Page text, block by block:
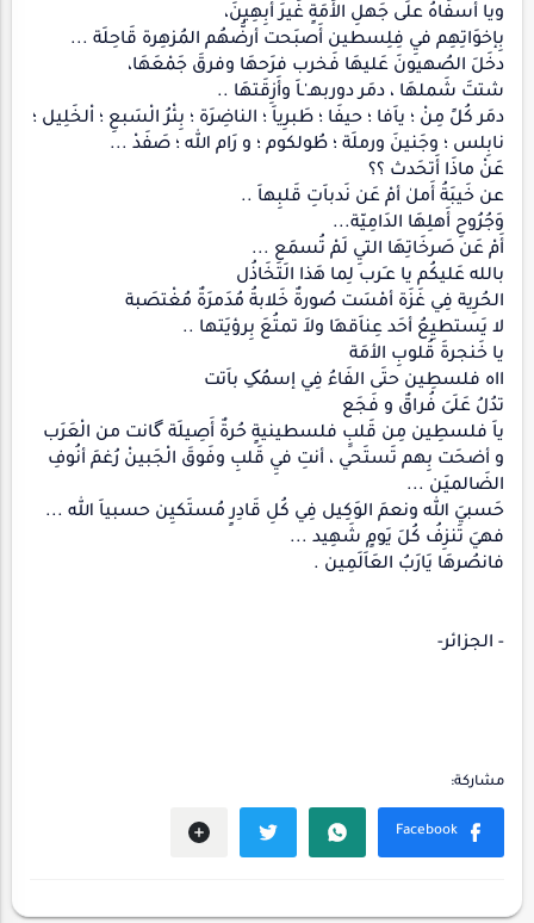
ويا أسفَاهُ علَى جَهلِ الأُمَةٍ غَيرَ أَبِهِينَ،
بِإخوَاتِهِم فيِ فِلِسطين أَصبَحت أرضُّهُم المُزهِرة قَاحِلَة ...
دخَلَ الصُهيونَ عَليهَا فَخرب فرَحهَا وفرقَ جَمْعَهَا،
شتتَ شَملهَا ، دمَر دوربهـ'ـاَ وأَزِقَتهَا ..
دمَر كُلً مِنْ ؛ ياَفا ؛ حيفَا ؛ طَبرِياَ ؛ الناضِرَة ؛ بِئْرُ الْسَبعِ ؛ اْلخَلِيل ؛
نابِلس ؛ وجَنينَ ورملَة ؛ طُولكوم ؛ و رَام الله ؛ صَفَدْ ...
عَنْ ماذَا أَتحَدث ؟؟
عن خَيبَةُ أَملٰ أمْ عَن نَدباَتِ قَلبِهاَ ..
وَجُرُوحِ أَهلِهَا الدَامِيّة...
أَمْ عَن صَرخَاتِهَا التيِ لَمْ تُسمَع ...
بالله عَليكُم يا عـَرب لِما هَذا الَتَخَاذُل
الحُرِية فِي غَزَة أمْسَت صُورةٌ خَلابةُ مُدَمرَةٌ مُغْتصَبة
لا يَستطيِعُ أحَد عِناَقه‍َا ولاَ تمتُعَ بِرؤيَتها ..
يا خَنجرةَ قُلوبِ الأمَة
ااه فلسطِين حتَى الفَاءُ فِي إسمُکِ باَتت
تدُلُ عَلَىَ فُراقٌ و فَجَع
ياَ فلسطِين مِن قَلبِِ فلسطينيةٍ حُرةٌ أَصِيلَة گانت من الْعَرَب
و أضحَت بِهم تَستَحي ، أنتِ فيِ قَلبِ وفَوقَ الْجَبينْ رُغمَ أنُوفِ
الضَالميَن ...
حَسبيَ الله ونعمَ الوَكِيل فِي كُلِ قَادِرٍ مُستَكيِن حسبياَ الله ...
فهيَ تَنزِفُ كُلَ يَومٍ شَهِيد ...
فانصُرهَا يَارَبُ العَاَلَمِين .
- الجزائر-